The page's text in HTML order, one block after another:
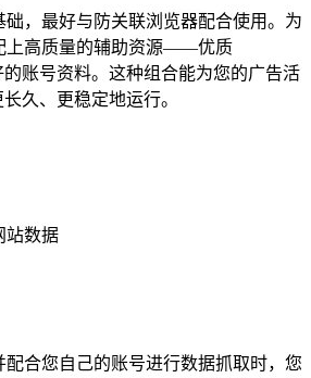
，最好与防关联浏览器配合使用。为
上高质量的辅助资源——优质
账号资料。这种组合能为您的广告活
久、更稳定地运行。
站数据
合您自己的账号进行数据抓取时，您